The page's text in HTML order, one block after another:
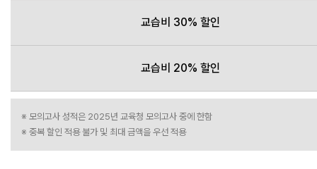
교습비 30% 할인
교습비 20% 할인
※ 모의고사 성적은 2025년 교육청 모의고사 중에 한함
※ 중복 할인 적용 불가 및 최대 금액을 우선 적용